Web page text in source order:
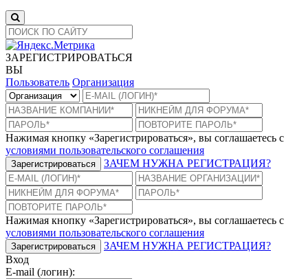
ЗАРЕГИСТРИРОВАТЬСЯ
ВЫ
Пользователь Организация
Нажимая кнопку «Зарегистрироваться», вы соглашаетесь с
условиями пользовательского соглашения
Зарегистрироваться ЗАЧЕМ НУЖНА РЕГИСТРАЦИЯ?
Нажимая кнопку «Зарегистрироваться», вы соглашаетесь с
условиями пользовательского соглашения
Зарегистрироваться
ЗАЧЕМ НУЖНА РЕГИСТРАЦИЯ?
Вход
E-mail (логин):